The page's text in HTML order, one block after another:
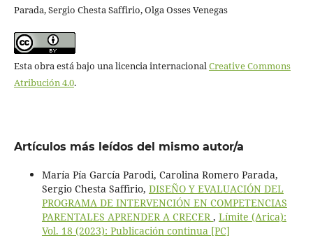
Parada, Sergio Chesta Saffirio, Olga Osses Venegas
Esta obra está bajo una licencia internacionalCreative Commons
Atribución 4.0.
Artículos más leídos del mismo autor/a
María Pía García Parodi, Carolina Romero Parada,
Sergio Chesta Saffirio, DISEÑO Y EVALUACIÓN DEL
PROGRAMA DE INTERVENCIÓN EN COMPETENCIAS
PARENTALES APRENDER A CRECER , Límite (Arica):
Vol. 18 (2023): Publicación continua [PC]